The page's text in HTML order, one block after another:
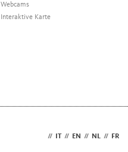
Webcams
Interaktive Karte
// IT // EN // NL // FR